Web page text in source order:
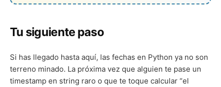
Tu siguiente paso
Si has llegado hasta aquí, las fechas en Python ya no son
terreno minado. La próxima vez que alguien te pase un
timestamp en string raro o que te toque calcular “el